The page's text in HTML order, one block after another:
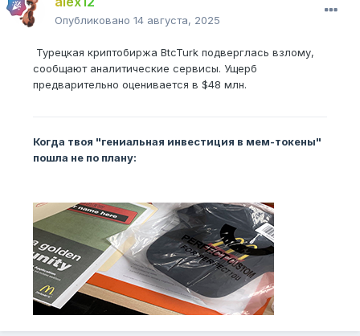
Опубликовано 14 августа, 2025
Турецкая криптобиржа BtcTurk подверглась взлому,
сообщают аналитические сервисы. Ущерб
предварительно оценивается в $48 млн.
Когда твоя "гениальная инвестиция в мем-токены"
пошла не по плану: